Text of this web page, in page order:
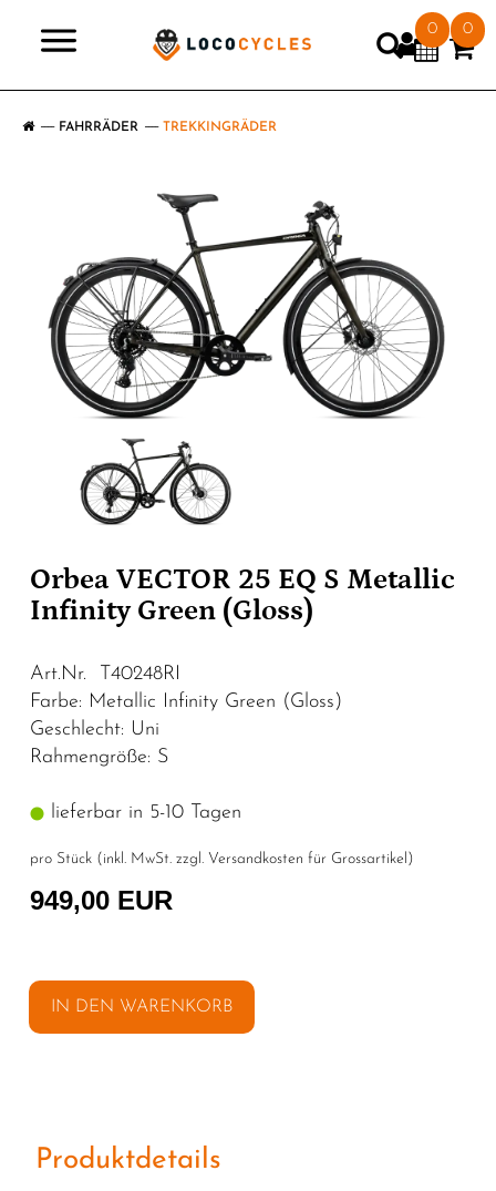
0 0
FAHRRÄDER TREKKINGRÄDER
Orbea VECTOR 25 EQ S Metallic
Infinity Green (Gloss)
Art.Nr. T40248RI
Farbe: Metallic Infinity Green (Gloss)
Geschlecht: Uni
Rahmengröße: S
lieferbar in 5-10 Tagen
pro Stück (inkl. MwSt. zzgl. Versandkosten für Grossartikel )
949,00 EUR
IN DEN WARENKORB
Produktdetails